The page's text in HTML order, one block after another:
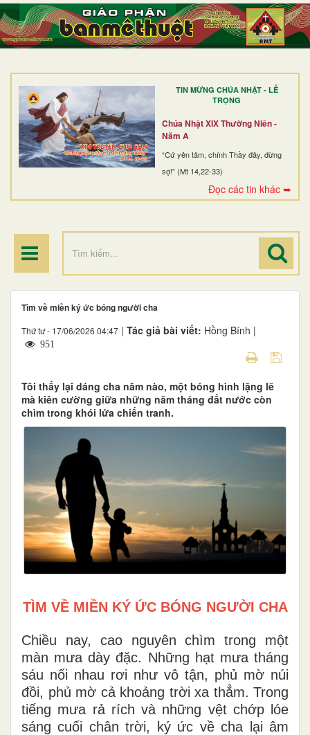
TIN MỪNG CHÚA NHẬT - LỄ
TRỌNG
Chúa Nhật XIX Thường Niên -
Năm A
“Cứ yên tâm, chính Thầy đây, đừng
sợ!” (Mt 14,22-33)
Đọc các tin khác ➥
TRANG NHẤT
GIỚI THIỆU
DÒNG TU
BAN MỤC VỤ
ĐOÀN THỂ CG
ĐIỂM HÀNH HƯƠNG
Tìm về miền ký ức bóng người cha
Thứ tư - 17/06/2026 04:47 | Tác giả bài viết: Hồng Bính |
951
Tôi thấy lại dáng cha năm nào, một bóng hình lặng lẽ
mà kiên cường giữa những năm tháng đất nước còn
chìm trong khói lửa chiến tranh.
TÌM VỀ MIỀN KÝ ỨC BÓNG NGƯỜI CHA
Chiều nay, cao nguyên chìm trong một
màn mưa dày đặc. Những hạt mưa tháng
sáu nối nhau rơi như vô tận, phủ mờ núi
đồi, phủ mờ cả khoảng trời xa thẳm. Trong
tiếng mưa rả rích và những vệt chớp lóe
sáng cuối chân trời, ký ức về cha lại âm